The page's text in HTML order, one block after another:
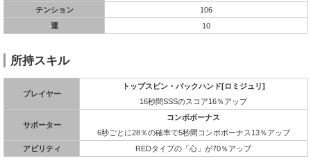
テンション
106
運
10
所持スキル
プレイヤー
トップスピン・バックハンド[ロミジュリ]
16秒間SSSのスコア16％アップ
サポーター
コンボボーナス
6秒ごとに28％の確率で5秒間コンボボーナス13％アップ
アビリティ
REDタイプの「心」が70％アップ